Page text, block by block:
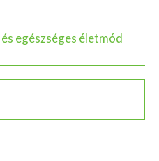
egészséges életmód